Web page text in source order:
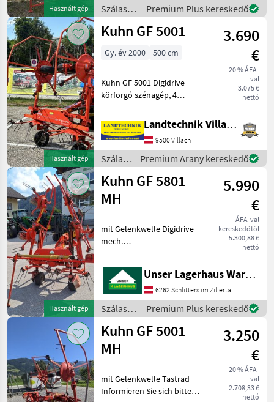
Használt gép
3,
Szálastakarmány
betakarítók
/ Kuhn
Premium Plus kereskedő
Használt gép
Kuhn GF 5001
3.690
€
20 % ÁFA-
val
3.075 €
nettó
Gy. év 2000 500 cm
Kuhn GF 5001 Digidrive
körforgó szénagép, 4
és egyenként 6 fogkaros
karral, forgókerettel,
hidraulikus összecsukható
szerkezettel, hajtóte
Landtechnik Villach GmbH
9500 Villach
Szálastakarmány
betakarítók
/ Kuhn
Premium Arany kereskedő
Használt gép
Kuhn GF 5801
MH
5.990
€
ÁFA-val
kereskedőtől
5.300,88 €
nettó
mit Gelenkwelle Digidrive
mech.
Függesztett rendkezelő,
határszóró-berendezés
Szálastakarmány
betakarítók Rendkezelő
Unser Lagerhaus Warenhandelsges.m.b.H.
6262 Schlitters im Zillertal
Szálastakarmány
betakarítók
/ Kuhn
Premium Plus kereskedő
Kuhn GF 5001
MH
3.250
€
20 % ÁFA-
val
2.708,33 €
nettó
mit Gelenkwelle Tastrad
Informieren Sie sich bitte